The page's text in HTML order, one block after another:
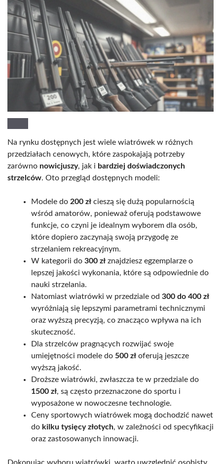
Na rynku dostępnych jest wiele wiatrówek w różnych
przedziałach cenowych, które zaspokajają potrzeby
zarówno nowicjuszy, jak i bardziej doświadczonych
strzelców. Oto przegląd dostępnych modeli:
Modele do 200 zł cieszą się dużą popularnością
wśród amatorów, ponieważ oferują podstawowe
funkcje, co czyni je idealnym wyborem dla osób,
które dopiero zaczynają swoją przygodę ze
strzelaniem rekreacyjnym.
W kategorii do 300 zł znajdziesz egzemplarze o
lepszej jakości wykonania, które są odpowiednie do
nauki strzelania.
Natomiast wiatrówki w przedziale od 300 do 400 zł
wyróżniają się lepszymi parametrami technicznymi
oraz wyższą precyzją, co znacząco wpływa na ich
skuteczność.
Dla strzelców pragnących rozwijać swoje
umiejętności modele do 500 zł oferują jeszcze
wyższą jakość.
Droższe wiatrówki, zwłaszcza te w przedziale do
1500 zł, są często przeznaczone do sportu i
wyposażone w nowoczesne technologie.
Ceny sportowych wiatrówek mogą dochodzić nawet
do kilku tysięcy złotych, w zależności od specyfikacji
oraz zastosowanych innowacji.